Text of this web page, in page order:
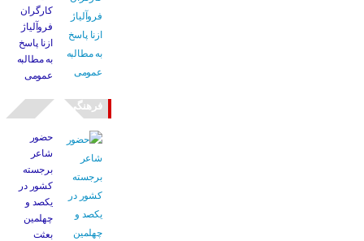
کارگران
فروآلیاژ
ازنا پاسخ
به مطالبه
عمومی
فرهنگی
حضور
شاعر
برجسته
کشور در
یکصد و
چهلمین
بعثت